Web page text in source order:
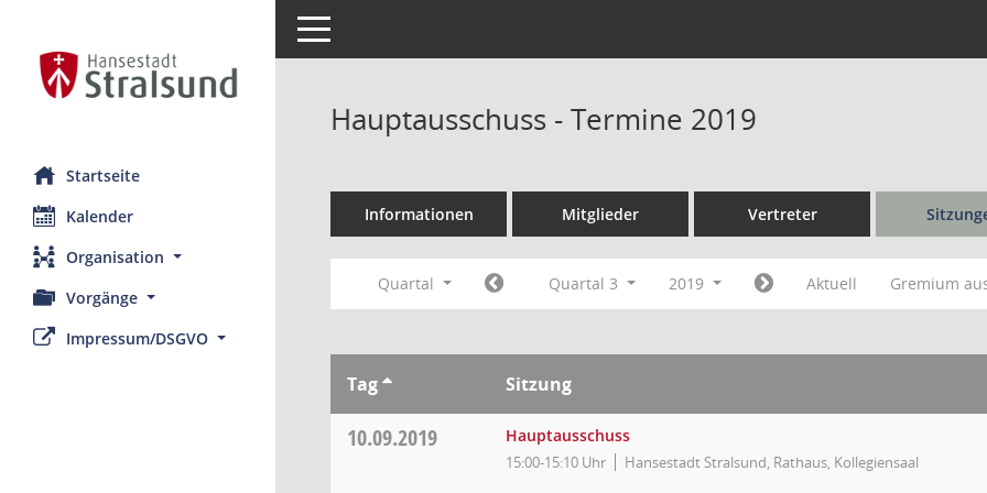
Startseite
Kalender
Organisation
Vorgänge
Impressum/DSGVO
Toggle navigation
Hauptausschuss - Termine 2019
Informationen Mitglieder Vertreter
Quartal Quartal 3 2019 Aktuell Gremium
Tag Sitzung
10.09.2019 Hauptausschuss
15:00-15:10 Uhr Hansestadt Stralsund, Rathaus, Kollegiensaal